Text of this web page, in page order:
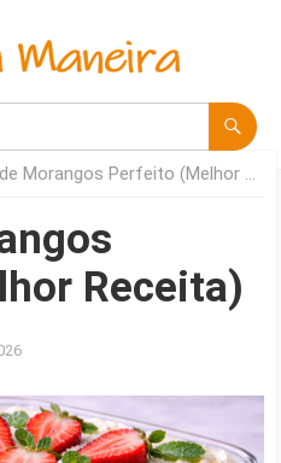
Morangos Perfeito (Melhor Receita)
Receita)